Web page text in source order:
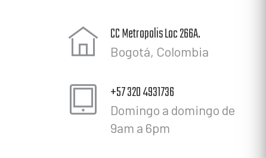
CC Metropolis Loc 266A.
Bogotá, Colombia
+57 320 4931736
Domingo a domingo de
9am a 6pm